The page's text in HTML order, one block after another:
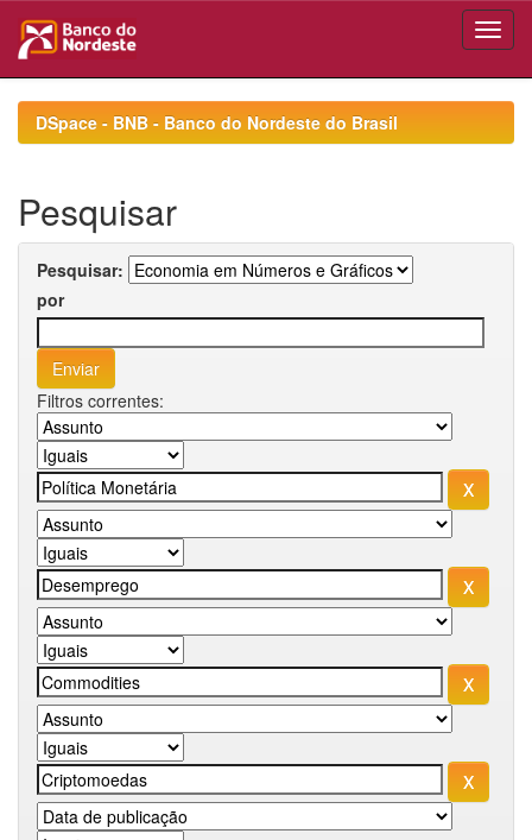
navigationDSpace - BNB - Banco do Nordeste do Brasil
Pesquisar
Pesquisar:
por
Filtros correntes: